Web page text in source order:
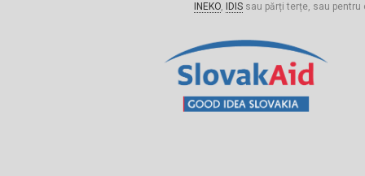
INEKO, IDISsau părți terțe, sau pentru